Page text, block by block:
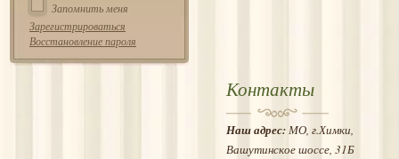
Запомнить меня
Зарегистрироваться
Восстановление пароля
Контакты
Наш адрес:МО, г.Химки,
Вашутинское шоссе, 31Б